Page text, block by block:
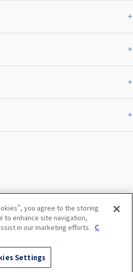
閉じる
レポートライブラリー
企業スポーツ
『魔改造の夜』特設サイト
期間従業員採用
障がい者採用（中途）
リコール情報
SUBARUのロゴ・標章を不正使用
した模倣品にご注意ください
you agree to the storing
to enhance site navigation,
in our marketing efforts. C
Settings